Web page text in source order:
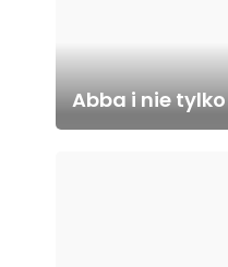
Abba i nie tylko